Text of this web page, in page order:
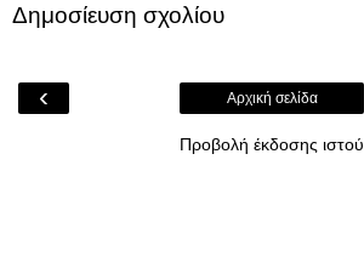
Δημοσίευση σχολίου
‹ Αρχική σελίδα
Προβολή έκδοσης ιστού